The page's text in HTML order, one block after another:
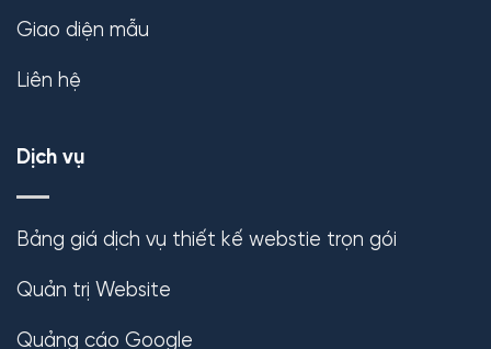
Giao diện mẫu
Liên hệ
Dịch vụ
Bảng giá dịch vụ thiết kế webstie trọn gói
Quản trị Website
Quảng cáo Google